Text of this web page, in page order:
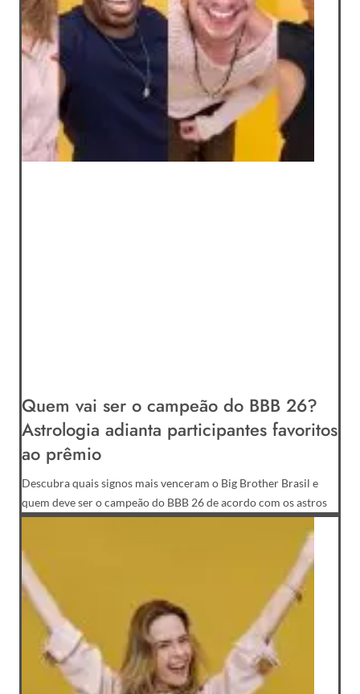
Quem vai ser o campeão do BBB 26?
Astrologia adianta participantes favoritos
ao prêmio
Descubra quais signos mais venceram o Big Brother Brasil e
quem deve ser o campeão do BBB 26 de acordo com os astros